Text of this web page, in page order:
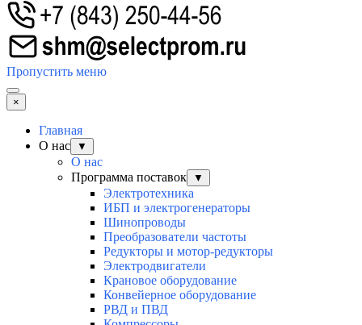
Пропустить меню
×
Главная
О нас
▼
О нас
Программа поставок
▼
Электротехника
ИБП и электрогенераторы
Шинопроводы
Преобразователи частоты
Редукторы и мотор-редукторы
Электродвигатели
Крановое оборудование
Конвейерное оборудование
РВД и ПВД